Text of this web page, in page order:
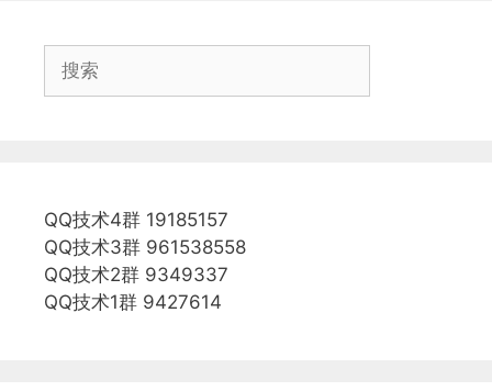
QQ技术4群 19185157
QQ技术3群 961538558
QQ技术2群 9349337
QQ技术1群 9427614